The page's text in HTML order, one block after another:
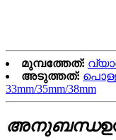
മുമ്പത്തേത്:
അടുത്തത്:
33mm/35mm/38mm
അനുബന്ധ